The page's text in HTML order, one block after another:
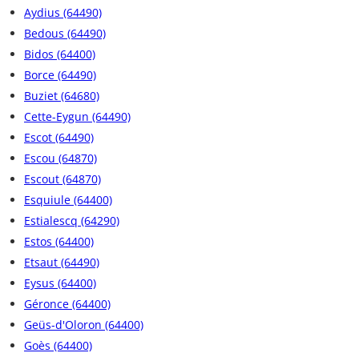
Aydius (64490)
Bedous (64490)
Bidos (64400)
Borce (64490)
Buziet (64680)
Cette-Eygun (64490)
Escot (64490)
Escou (64870)
Escout (64870)
Esquiule (64400)
Estialescq (64290)
Estos (64400)
Etsaut (64490)
Eysus (64400)
Géronce (64400)
Geüs-d'Oloron (64400)
Goès (64400)